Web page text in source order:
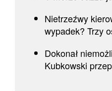
Nietrzeźwy
wypadek? Trzy
Dokonał
Kubkowski